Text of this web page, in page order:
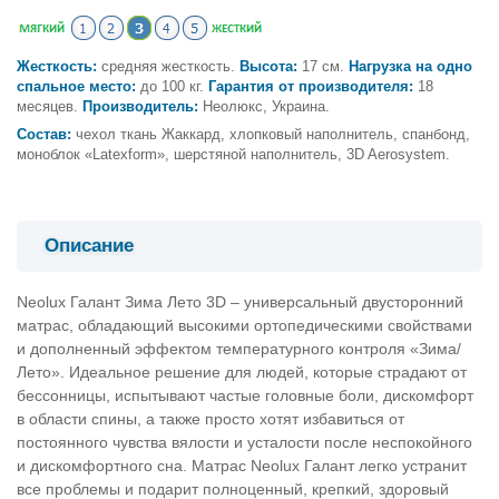
Жесткость: cредняя жесткость. Высота: 17 см.
Нагрузка на одно
спальное место: до 100 кг. Гарантия от производителя: 18
месяцев.
Производитель: Неолюкс, Украина.
Состав: чехол ткань Жаккард, хлопковый наполнитель, спанбонд,
моноблок «Latexform», шерстяной наполнитель, 3D Aerosystem.
Описание
Neolux Галант Зима Лето 3D – универсальный двусторонний
матрас, обладающий высокими ортопедическими свойствами
и дополненный эффектом температурного контроля «Зима/
Лето». Идеальное решение для людей, которые страдают от
бессонницы, испытывают частые головные боли, дискомфорт
в области спины, а также просто хотят избавиться от
постоянного чувства вялости и усталости после неспокойного
и дискомфортного сна. Матрас Neolux Галант легко устранит
все проблемы и подарит полноценный, крепкий, здоровый